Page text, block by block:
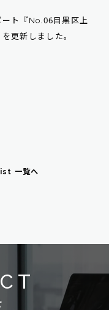
ト『No.06目黒区上
更新しました。
一覧へ